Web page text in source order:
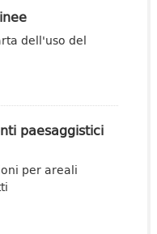
dell'uso del
paesaggistici
per areali